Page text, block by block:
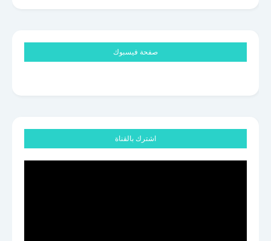
صفحة فيسبوك
اشترك بالقناة